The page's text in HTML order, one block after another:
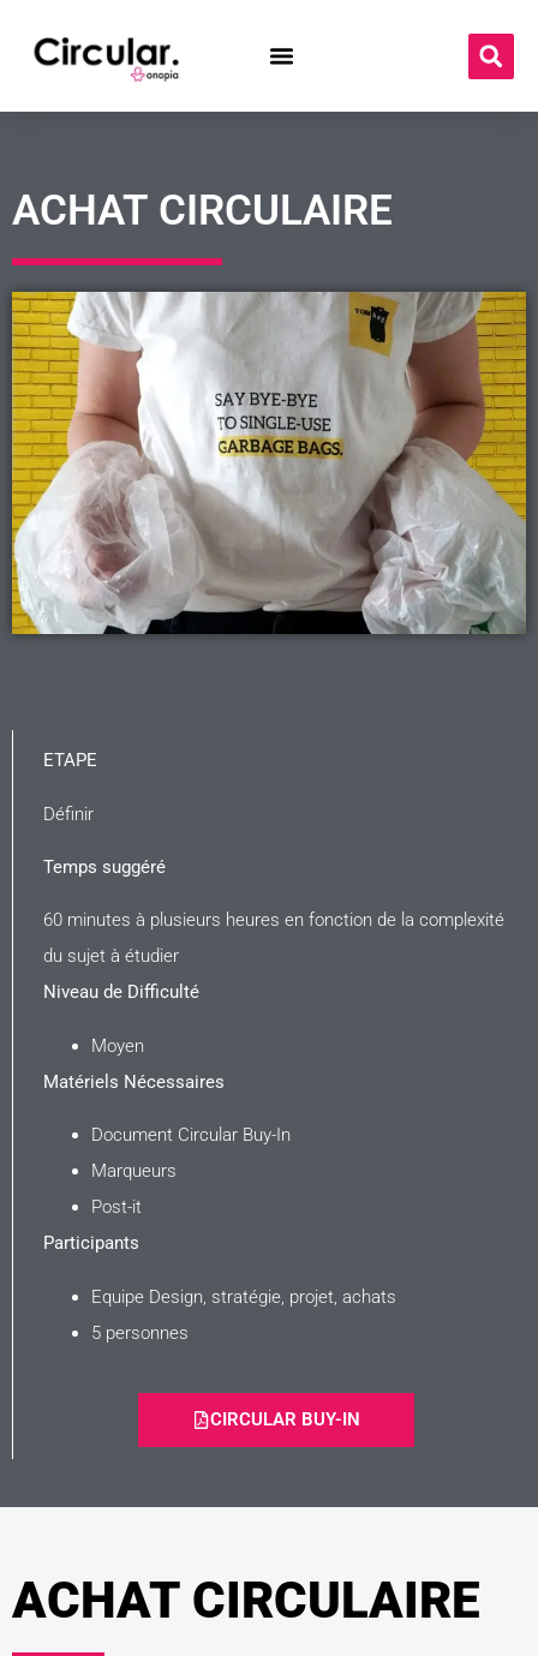
ACHAT CIRCULAIRE
ETAPE
Définir
Temps suggéré
60 minutes à plusieurs heures en fonction de la complexité
du sujet à étudier
Niveau de Difficulté
Moyen
Matériels Nécessaires
Document Circular Buy-In
Marqueurs
Post-it
Participants
Equipe Design, stratégie, projet, achats
5 personnes
CIRCULAR BUY-IN
ACHAT CIRCULAIRE